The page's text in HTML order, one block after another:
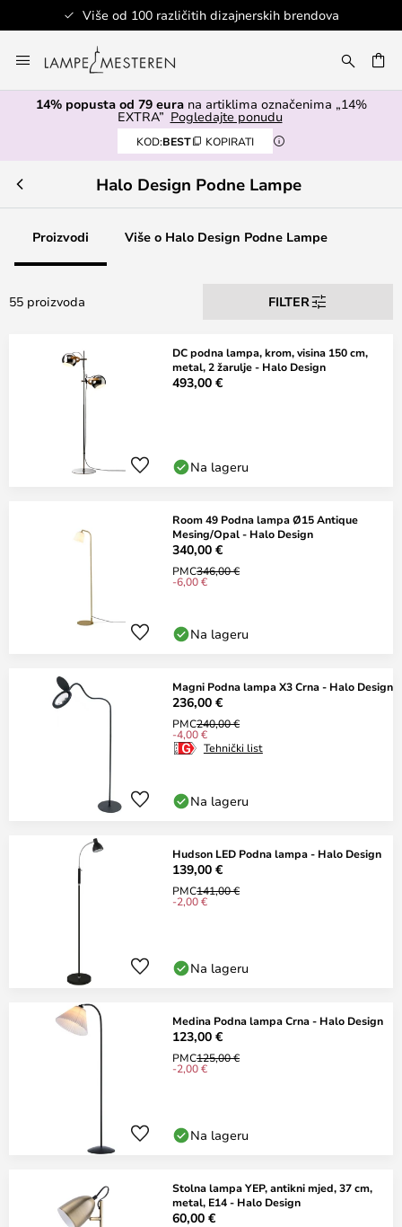
Sigurno plaćanje
to
Content
14% popusta od 79 eurana artiklima označenima „14%
EXTRA” Pogledajte ponudu
KOD:BEST KOPIRATI
Halo Design Podne Lampe
Proizvodi Više o Halo Design Podne Lampe
55 proizvoda FILTER
DC podna lampa, krom, visina 150 cm,
metal, 2 žarulje - Halo Design
493,00 €
Na lageru
Room 49 Podna lampa Ø15 Antique
Mesing/Opal - Halo Design
340,00 €
PMC346,00 €
-6,00 €
Na lageru
Magni Podna lampa X3 Crna - Halo Design
236,00 €
PMC240,00 €
-4,00 €
Tehnički list
Na lageru
Hudson LED Podna lampa - Halo Design
139,00 €
PMC141,00 €
-2,00 €
Na lageru
Medina Podna lampa Crna - Halo Design
123,00 €
PMC125,00 €
-2,00 €
Na lageru
Stolna lampa YEP, antikni mjed, 37 cm,
metal, E14 - Halo Design
60,00 €